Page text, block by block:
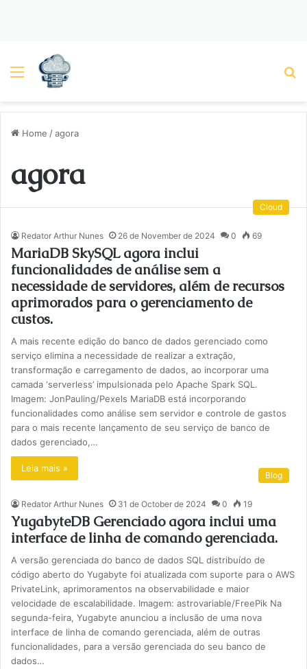
Menu
Home /agora
agora
Cloud
Redator Arthur Nunes 26 de November de 2024 0 69
MariaDB SkySQL agora inclui
funcionalidades de análise sem a
necessidade de servidores, além de recursos
aprimorados para o gerenciamento de
custos.
A mais recente edição do banco de dados gerenciado como
serviço elimina a necessidade de realizar a extração,
transformação e carregamento de dados, ao incorporar uma
camada ‘serverless’ impulsionada pelo Apache Spark SQL.
Imagem: JonPauling/Pexels MariaDB está incorporando
funcionalidades como análise sem servidor e controle de gastos
para o mais recente lançamento de seu serviço de banco de
dados gerenciado,…
Leia mais »
Blog
Redator Arthur Nunes 31 de October de 2024 0 19
YugabyteDB Gerenciado agora inclui uma
interface de linha de comando gerenciada.
A versão gerenciada do banco de dados SQL distribuído de
código aberto do Yugabyte foi atualizada com suporte para o AWS
PrivateLink, aprimoramentos na observabilidade e maior
velocidade de escalabilidade. Imagem: astrovariable/FreePik Na
segunda-feira, Yugabyte anunciou a inclusão de uma nova
interface de linha de comando gerenciada, além de outras
funcionalidades, para a versão gerenciada do seu banco de
dados…